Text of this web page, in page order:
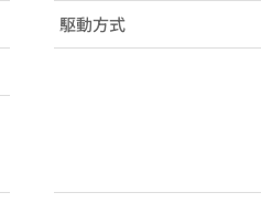
駆動方式